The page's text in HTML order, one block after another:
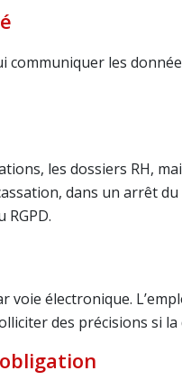
les
les dossiers RH,
dans un arrêt
électronique.
des précisions si